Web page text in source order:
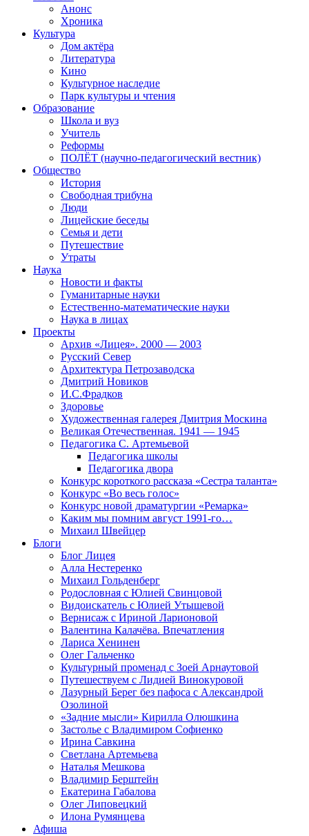
Анонс
Хроника
Культура
Дом актёра
Литература
Кино
Культурное наследие
Парк культуры и чтения
Образование
Школа и вуз
Учитель
Реформы
ПОЛЁТ (научно-педагогический вестник)
Общество
История
Свободная трибуна
Люди
Лицейские беседы
Семья и дети
Путешествие
Утраты
Наука
Новости и факты
Гуманитарные науки
Естественно-математические науки
Наука в лицах
Проекты
Архив «Лицея». 2000 — 2003
Русский Север
Архитектура Петрозаводска
Дмитрий Новиков
И.С.Фрадков
Здоровье
Художественная галерея Дмитрия Москина
Великая Отечественная. 1941 — 1945
Педагогика С. Артемьевой
Педагогика школы
Педагогика двора
Конкурс короткого рассказа «Сестра таланта»
Конкурс «Во весь голос»
Конкурс новой драматургии «Ремарка»
Каким мы помним август 1991-го…
Михаил Швейцер
Блоги
Блог Лицея
Алла Нестеренко
Михаил Гольденберг
Родословная с Юлией Свинцовой
Видоискатель с Юлией Утышевой
Вернисаж с Ириной Ларионовой
Валентина Калачёва. Впечатления
Лариса Хенинен
Олег Гальченко
Культурный променад с Зоей Арнаутовой
Путешествуем с Лидией Винокуровой
Лазурный Берег без пафоса с Александрой
Озолиной
«Задние мысли» Кирилла Олюшкина
Застолье с Владимиром Софиенко
Ирина Савкина
Светлана Артемьева
Наталья Мешкова
Владимир Берштейн
Екатерина Габалова
Олег Липовецкий
Илона Румянцева
Афиша